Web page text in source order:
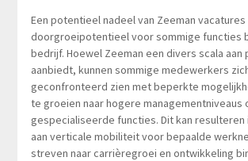
Een potentieel nadeel van Zeeman
doorgroeipotentieel voor sommige functies
bedrijf. Hoewel Zeeman een divers scala aan
aanbiedt, kunnen sommige medewerkers
geconfronteerd zien met beperkte
te groeien naar hogere managementniveaus
gespecialiseerde functies. Dit kan resulteren
aan verticale mobiliteit voor bepaalde
streven naar carrièregroei en ontwikkeling